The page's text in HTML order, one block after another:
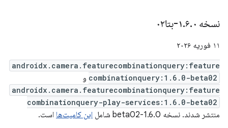
نسخه ۱ .۶.۰-بتا۰۲
۱۱ فوریه ۲۰۲۶
androidx.camera.featurecombinationquery:feature
combinationquery:1.6.0-beta02 و
androidx.camera.featurecombinationquery:feature
combinationquery-play-services:1.6.0-beta02
منتشر شدند. نسخه 1.6.0-beta02 شامل این کامیت‌ها است.